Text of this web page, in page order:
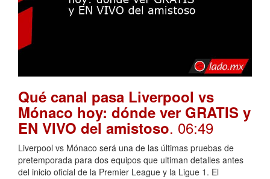
Qué canal pasa Liverpool vs
Mónaco hoy: dónde ver GRATIS y
EN VIVO del amistoso. 06:49
Liverpool vs Mónaco será una de las últimas pruebas de
pretemporada para dos equipos que ultiman detalles antes
del inicio oficial de la Premier League y la Ligue 1. El